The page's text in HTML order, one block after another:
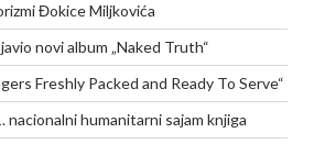
Đokice Miljkovića
novi album „Naked Truth“
Freshly Packed and Ready To Serve“
nacionalni humanitarni sajam knjiga